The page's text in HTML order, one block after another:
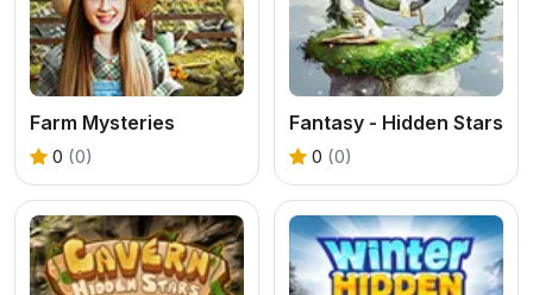
Farm Mysteries
0 (0)
Fantasy - Hidden Stars
0 (0)